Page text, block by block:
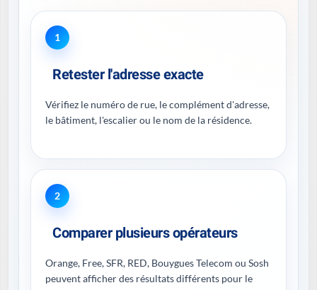
1
Retester l'adresse exacte
Vérifiez le numéro de rue, le complément d'adresse,
le bâtiment, l'escalier ou le nom de la résidence.
2
Comparer plusieurs opérateurs
Orange, Free, SFR, RED, Bouygues Telecom ou Sosh
peuvent afficher des résultats différents pour le